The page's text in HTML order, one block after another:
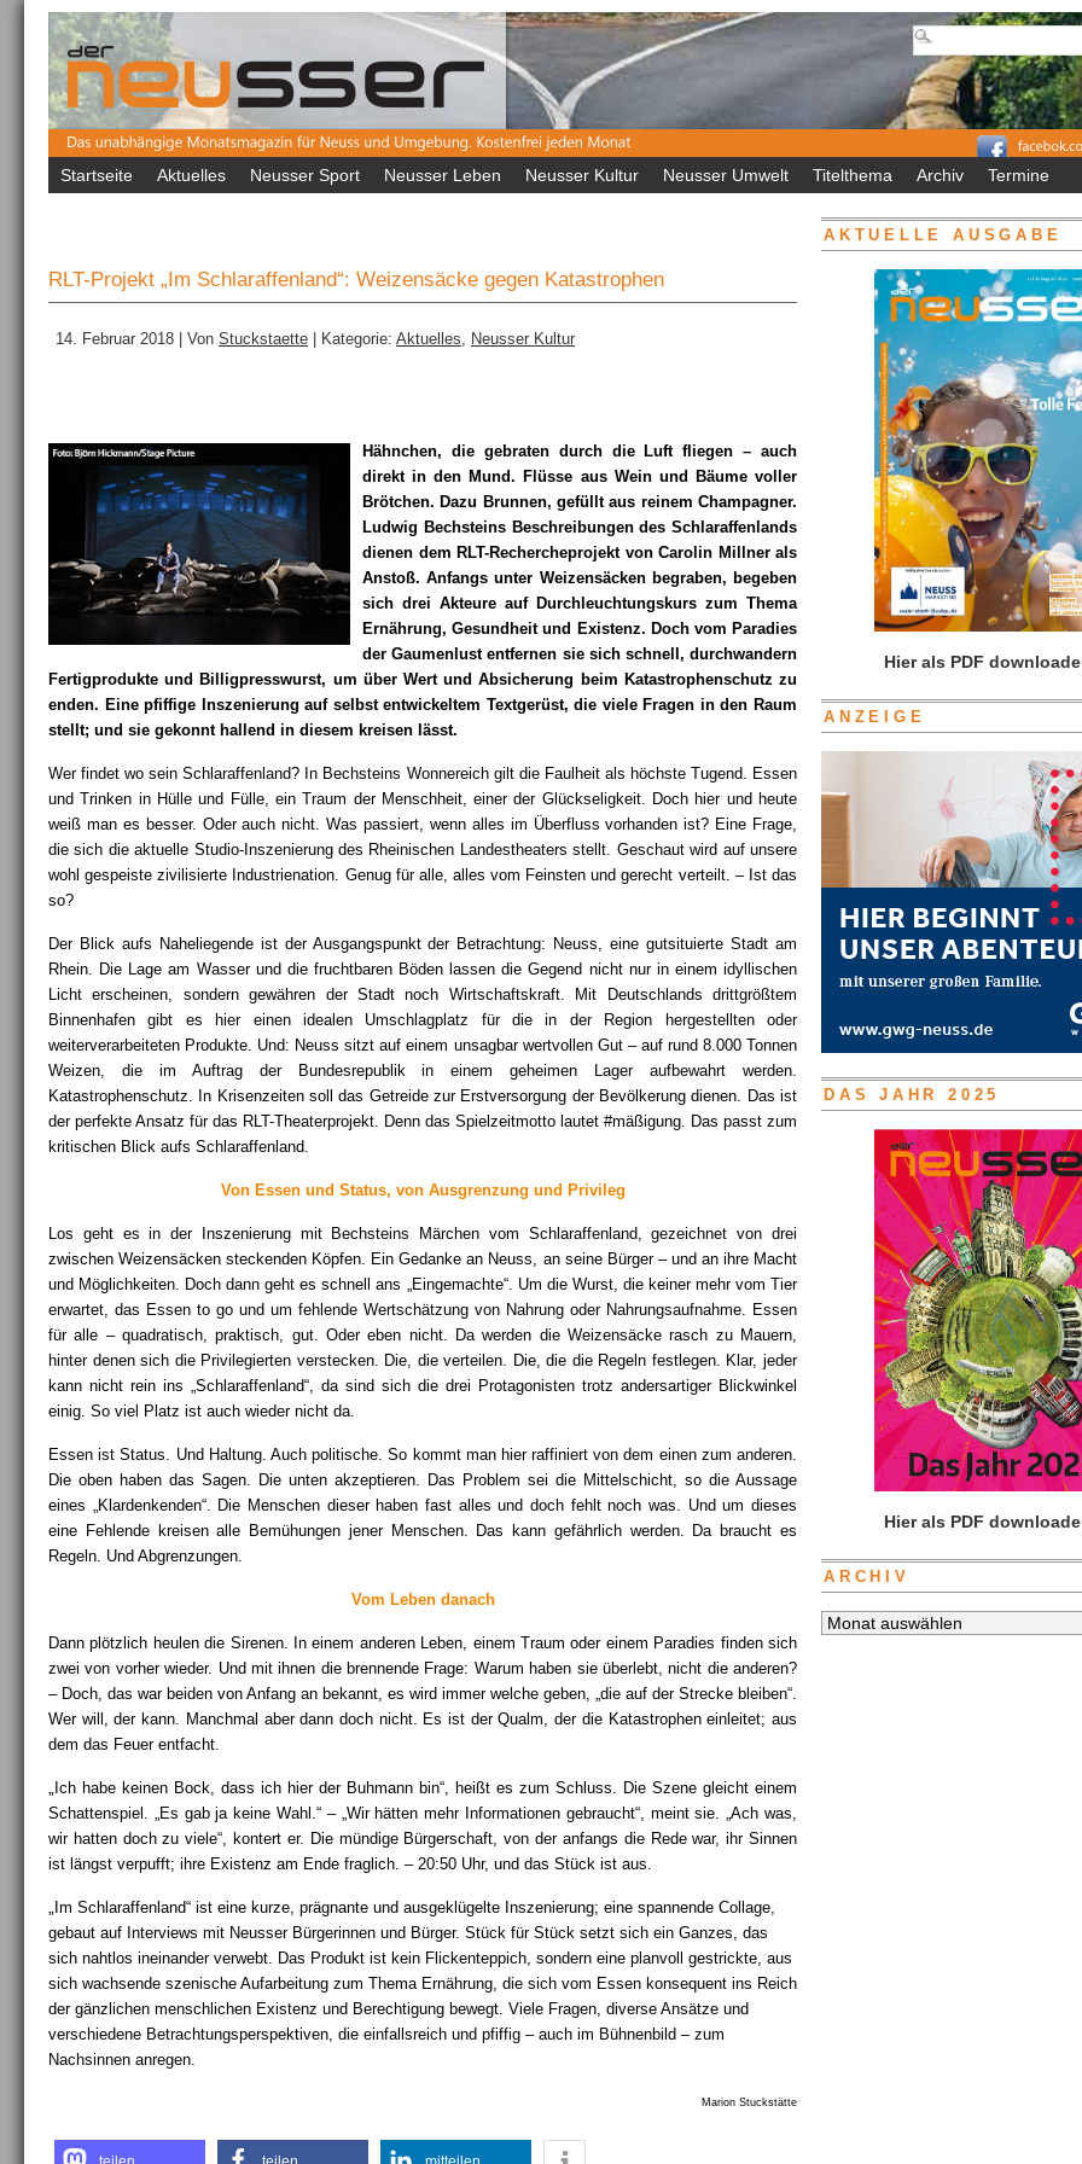
Startseite Aktuelles Neusser Sport Neusser Leben Neusser Kultur Neusser Umwelt Titelthema Archiv Termine
RLT-Projekt „Im Schlaraffenland“: Weizensäcke gegen Katastrophen
14. Februar 2018 | Von Stuckstaette | Kategorie: Aktuelles, Neusser Kultur
Hähnchen, die gebraten durch die Luft fliegen – auch
direkt in den Mund. Flüsse aus Wein und Bäume voller
Brötchen. Dazu Brunnen, gefüllt aus reinem Champagner.
Ludwig Bechsteins Beschreibungen des Schlaraffenlands
dienen dem RLT-Rechercheprojekt von Carolin Millner als
Anstoß. Anfangs unter Weizensäcken begraben, begeben
sich drei Akteure auf Durchleuchtungskurs zum Thema
Ernährung, Gesundheit und Existenz. Doch vom Paradies
der Gaumenlust entfernen sie sich schnell, durchwandern
Fertigprodukte und Billigpresswurst, um über Wert und Absicherung beim Katastrophenschutz zu
enden. Eine pfiffige Inszenierung auf selbst entwickeltem Textgerüst, die viele Fragen in den Raum
stellt; und sie gekonnt hallend in diesem kreisen lässt.
Wer findet wo sein Schlaraffenland? In Bechsteins Wonnereich gilt die Faulheit als höchste Tugend. Essen
und Trinken in Hülle und Fülle, ein Traum der Menschheit, einer der Glückseligkeit. Doch hier und heute
weiß man es besser. Oder auch nicht. Was passiert, wenn alles im Überfluss vorhanden ist? Eine Frage,
die sich die aktuelle Studio-Inszenierung des Rheinischen Landestheaters stellt. Geschaut wird auf unsere
wohl gespeiste zivilisierte Industrienation. Genug für alle, alles vom Feinsten und gerecht verteilt. – Ist das
so?
Der Blick aufs Naheliegende ist der Ausgangspunkt der Betrachtung: Neuss, eine gutsituierte Stadt am
Rhein. Die Lage am Wasser und die fruchtbaren Böden lassen die Gegend nicht nur in einem idyllischen
Licht erscheinen, sondern gewähren der Stadt noch Wirtschaftskraft. Mit Deutschlands drittgrößtem
Binnenhafen gibt es hier einen idealen Umschlagplatz für die in der Region hergestellten oder
weiterverarbeiteten Produkte. Und: Neuss sitzt auf einem unsagbar wertvollen Gut – auf rund 8.000 Tonnen
Weizen, die im Auftrag der Bundesrepublik in einem geheimen Lager aufbewahrt werden.
Katastrophenschutz. In Krisenzeiten soll das Getreide zur Erstversorgung der Bevölkerung dienen. Das ist
der perfekte Ansatz für das RLT-Theaterprojekt. Denn das Spielzeitmotto lautet #mäßigung. Das passt zum
kritischen Blick aufs Schlaraffenland.
Von Essen und Status, von Ausgrenzung und Privileg
Los geht es in der Inszenierung mit Bechsteins Märchen vom Schlaraffenland, gezeichnet von drei
zwischen Weizensäcken steckenden Köpfen. Ein Gedanke an Neuss, an seine Bürger – und an ihre Macht
und Möglichkeiten. Doch dann geht es schnell ans „Eingemachte“. Um die Wurst, die keiner mehr vom Tier
erwartet, das Essen to go und um fehlende Wertschätzung von Nahrung oder Nahrungsaufnahme. Essen
für alle – quadratisch, praktisch, gut. Oder eben nicht. Da werden die Weizensäcke rasch zu Mauern,
hinter denen sich die Privilegierten verstecken. Die, die verteilen. Die, die die Regeln festlegen. Klar, jeder
kann nicht rein ins „Schlaraffenland“, da sind sich die drei Protagonisten trotz andersartiger Blickwinkel
einig. So viel Platz ist auch wieder nicht da.
Essen ist Status. Und Haltung. Auch politische. So kommt man hier raffiniert von dem einen zum anderen.
Die oben haben das Sagen. Die unten akzeptieren. Das Problem sei die Mittelschicht, so die Aussage
eines „Klardenkenden“. Die Menschen dieser haben fast alles und doch fehlt noch was. Und um dieses
eine Fehlende kreisen alle Bemühungen jener Menschen. Das kann gefährlich werden. Da braucht es
Regeln. Und Abgrenzungen.
Vom Leben danach
Dann plötzlich heulen die Sirenen. In einem anderen Leben, einem Traum oder einem Paradies finden sich
zwei von vorher wieder. Und mit ihnen die brennende Frage: Warum haben sie überlebt, nicht die anderen?
– Doch, das war beiden von Anfang an bekannt, es wird immer welche geben, „die auf der Strecke bleiben“.
Wer will, der kann. Manchmal aber dann doch nicht. Es ist der Qualm, der die Katastrophen einleitet; aus
dem das Feuer entfacht.
Ich habe keinen Bock, dass ich hier der Buhmann bin“, heißt es zum Schluss. Die Szene gleicht einem
Schattenspiel. „Es gab ja keine Wahl.“ – „Wir hätten mehr Informationen gebraucht“, meint sie. „Ach was,
wir hatten doch zu viele“, kontert er. Die mündige Bürgerschaft, von der anfangs die Rede war, ihr Sinnen
ist längst verpufft; ihre Existenz am Ende fraglich. – 20:50 Uhr, und das Stück ist aus.
Im Schlaraffenland“ ist eine kurze, prägnante und ausgeklügelte Inszenierung; eine spannende Collage,
gebaut auf Interviews mit Neusser Bürgerinnen und Bürger. Stück für Stück setzt sich ein Ganzes, das
sich nahtlos ineinander verwebt. Das Produkt ist kein Flickenteppich, sondern eine planvoll gestrickte, aus
sich wachsende szenische Aufarbeitung zum Thema Ernährung, die sich vom Essen konsequent ins Reich
der gänzlichen menschlichen Existenz und Berechtigung bewegt. Viele Fragen, diverse Ansätze und
verschiedene Betrachtungsperspektiven, die einfallsreich und pfiffig – auch im Bühnenbild – zum
Nachsinnen anregen.
Marion Stuckstätte
AKTUELLE AUSGABE
Hier als PDF
ANZEIGE
DAS JAHR 2025
Hier als PDF
ARCHIV
Archiv